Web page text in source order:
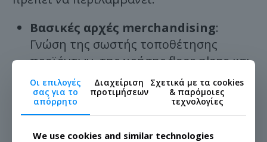
Βασικές αρχές merchandising:
Γνώση της σωστής τοποθέτησης
προϊόντων, της χρήσης floor plans και
της τοποθέτησης στο ύψος των
ματιών.
Χρήση τεχνολογίας: Πλατφόρμες
όπως το Movemar μειώνουν την
Οι επιλογές
σας για το
απόρρητο
Διαχείριση
προτιμήσεων
Σχετικά με τα cookies
& παρόμοιες
τεχνολογίες
We use cookies and similar technologies